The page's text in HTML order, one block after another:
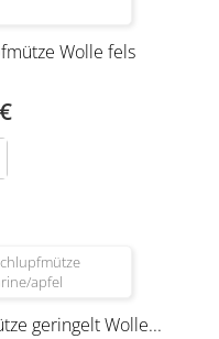
Wolle fels
geringelt Wolle...